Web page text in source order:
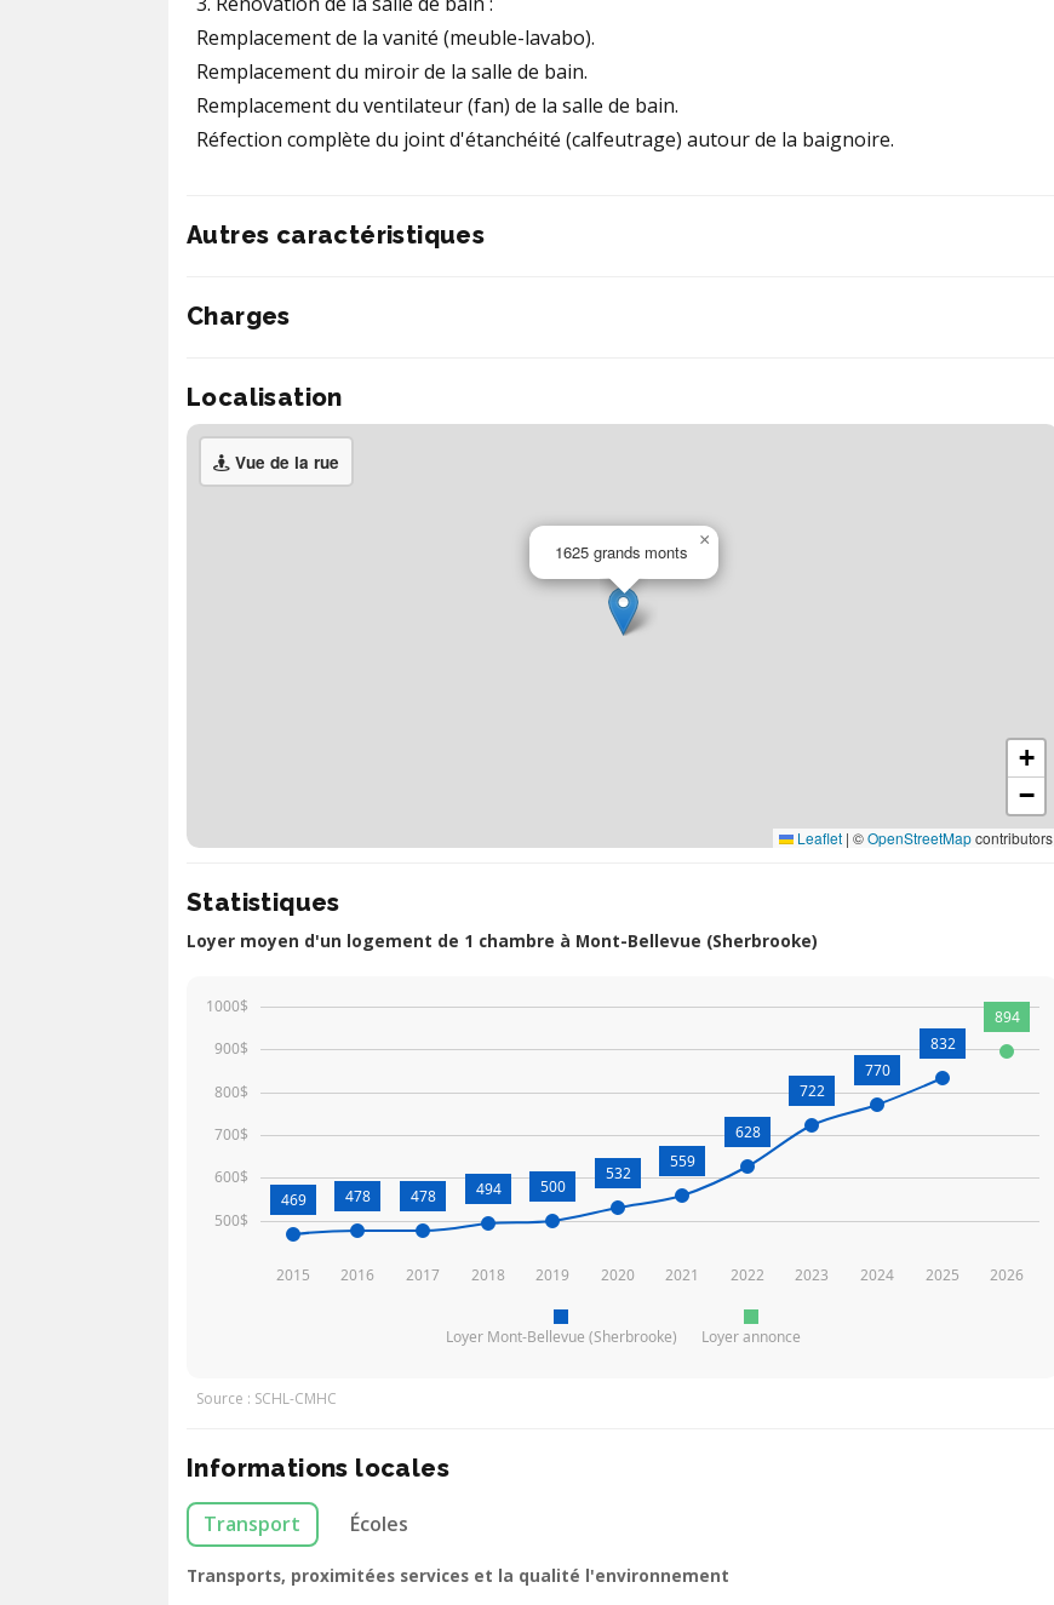
Remplacement de la vanité (meuble-lavabo).
Remplacement du miroir de la salle de bain.
Remplacement du ventilateur (fan) de la salle de bain.
Réfection complète du joint d'étanchéité (calfeutrage) autour de la baignoire.
Autres caractéristiques
Charges
Localisation
Vue de la rue
1625 grands monts
×
+
−
Leaflet | ©OpenStreetMapcontributors
Statistiques
Loyer moyen d'un logement de 1 chambre à Mont-Bellevue (Sherbrooke)
Loyer Mont-Bellevue (Sherbrooke) Loyer annonce
2015 2016 2017 2018 2019 2020 2021 2022 2023 2024 2025 2026
500$
600$
700$
800$
900$
1000$
469 478 478 494 500
532
559
628
722
770
832
894
Source : SCHL-CMHC
Informations locales
Transport Écoles
Transports, proximitées services et la qualité l'environnement